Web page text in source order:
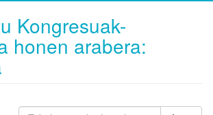
Kongresuak-
honen arabera: